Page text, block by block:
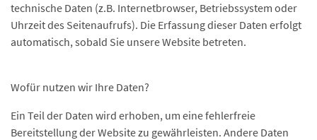
technische Daten (z.B. Internetbrowser, Betriebssystem oder
Uhrzeit des Seitenaufrufs). Die Erfassung dieser Daten erfolgt
automatisch, sobald Sie unsere Website betreten.
Wofür nutzen wir Ihre Daten?
Ein Teil der Daten wird erhoben, um eine fehlerfreie
Bereitstellung der Website zu gewährleisten. Andere Daten